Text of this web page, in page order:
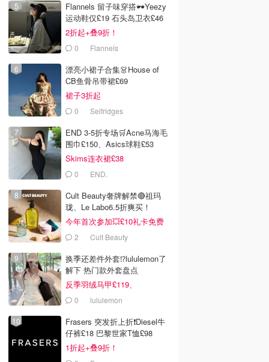
Flannels 留子味穿搭🕶️Yeezy
运动鞋仅£19 石头岛卫衣£46
2折起+叠9折！
0 Flannels
漂亮小裙子合集👗House of
CB鱼骨吊带裙£69
裙子3折起
0 Selfridges
END 3-5折专场🛒Acne马海毛
围巾£150、Asics球鞋£53
Skims连衣裙£38
0 END.
Cult Beauty奢牌解禁🔴祖玛
珑、Le Labo6.5折爽买！
今年首次参加💥£10礼卡免费
拿 2 Cult Beauty
换季还差件外套⁉️lululemon了
解下 热门款外套盘点
反季羽绒马甲£119、
Define£84
0 lululemon
Frasers 突发折上折❗️Diesel牛
仔裤£18 巴黎世家T恤£98
1折起+叠9折！